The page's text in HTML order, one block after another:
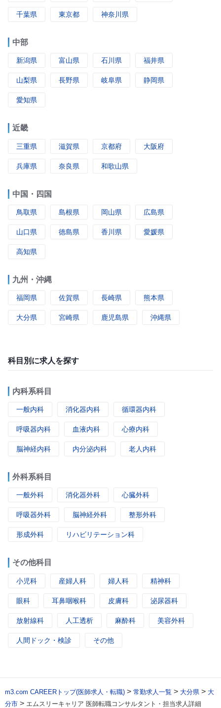
千葉県 東京都 神奈川県
中部
新潟県 富山県 石川県 福井県
山梨県 長野県 岐阜県 静岡県
愛知県
近畿
三重県 滋賀県 京都府 大阪府
兵庫県 奈良県 和歌山県
中国・四国
鳥取県 島根県 岡山県 広島県
山口県 徳島県 香川県 愛媛県
高知県
九州・沖縄
福岡県 佐賀県 長崎県 熊本県
大分県 宮崎県 鹿児島県 沖縄県
科目別に求人を探す
内科系科目
一般内科 消化器内科 循環器内科
呼吸器内科 血液内科 心療内科
脳神経内科 内分泌内科 老人内科
外科系科目
一般外科 消化器外科 心臓外科
呼吸器外科 脳神経外科 整形外科
形成外科 リハビリテーション科
その他科目
小児科 産婦人科 婦人科 精神科
眼科 耳鼻咽喉科 皮膚科 泌尿器科
放射線科 人工透析 麻酔科 美容外科
人間ドック・検診 その他
m3.com CAREERトップ(医師求人・転職) > 常勤求人一覧 > 大分県 > 大
分市 > エムスリーキャリア 医師転職コンサルタント・担当求人詳細